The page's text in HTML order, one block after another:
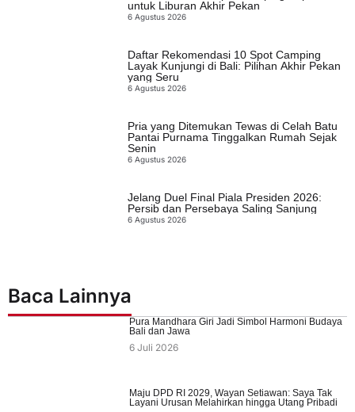
untuk Liburan Akhir Pekan
6 Agustus 2026
Daftar Rekomendasi 10 Spot Camping
Layak Kunjungi di Bali: Pilihan Akhir Pekan
yang Seru
6 Agustus 2026
Pria yang Ditemukan Tewas di Celah Batu
Pantai Purnama Tinggalkan Rumah Sejak
Senin
6 Agustus 2026
Jelang Duel Final Piala Presiden 2026:
Persib dan Persebaya Saling Sanjung
6 Agustus 2026
Baca Lainnya
Pura Mandhara Giri Jadi Simbol Harmoni Budaya
Bali dan Jawa
6 Juli 2026
Maju DPD RI 2029, Wayan Setiawan: Saya Tak
Layani Urusan Melahirkan hingga Utang Pribadi